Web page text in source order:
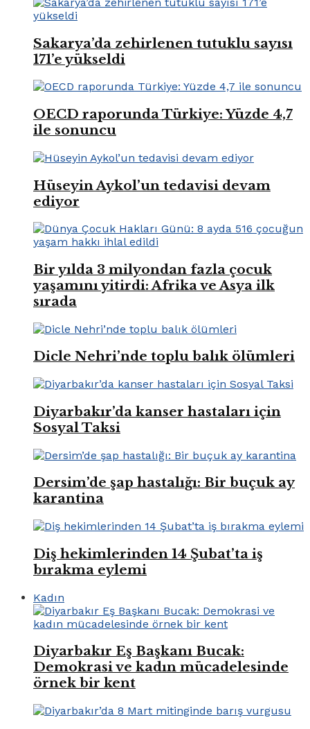
Sakarya’da zehirlenen tutuklu sayısı
171’e yükseldi
OECD raporunda Türkiye: Yüzde 4,7
ile sonuncu
Hüseyin Aykol’un tedavisi devam
ediyor
Bir yılda 3 milyondan fazla çocuk
yaşamını yitirdi: Afrika ve Asya ilk
sırada
Dicle Nehri’nde toplu balık ölümleri
Diyarbakır’da kanser hastaları için
Sosyal Taksi
Dersim’de şap hastalığı: Bir buçuk ay
karantina
Diş hekimlerinden 14 Şubat’ta iş
bırakma eylemi
Kadın
Diyarbakır Eş Başkanı Bucak:
Demokrasi ve kadın mücadelesinde
örnek bir kent